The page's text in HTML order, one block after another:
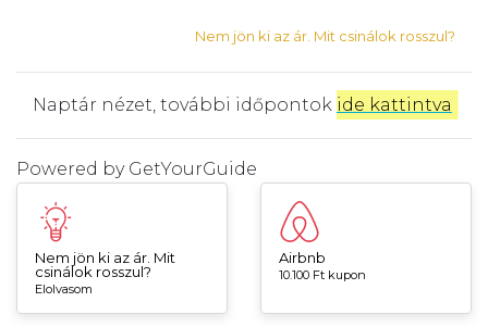
Nem jön ki az ár. Mit csinálok rosszul?
Naptár nézet, további időpontok ide kattintva
Powered by GetYourGuide
Nem jön ki az ár. Mit
csinálok rosszul?
Elolvasom
Airbnb
10.100 Ft kupon